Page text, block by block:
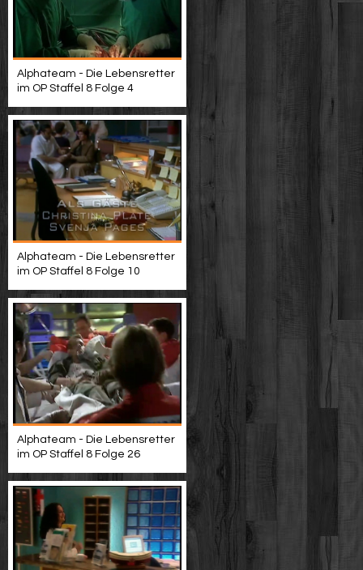
Alphateam - Die Lebensretter
im OP Staffel 8 Folge 4
Alphateam - Die Lebensretter
im OP Staffel 8 Folge 10
Alphateam - Die Lebensretter
im OP Staffel 8 Folge 26